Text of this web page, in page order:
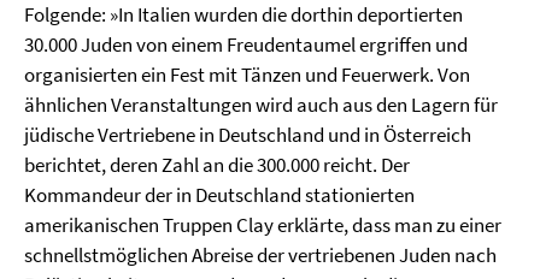
Folgende: »In Italien wurden die dorthin deportierten
30.000 Juden von einem Freudentaumel ergriffen und
organisierten ein Fest mit Tänzen und Feuerwerk. Von
ähnlichen Veranstaltungen wird auch aus den Lagern für
jüdische Vertriebene in Deutschland und in Österreich
berichtet, deren Zahl an die 300.000 reicht. Der
Kommandeur der in Deutschland stationierten
amerikanischen Truppen Clay erklärte, dass man zu einer
schnellstmöglichen Abreise der vertriebenen Juden nach